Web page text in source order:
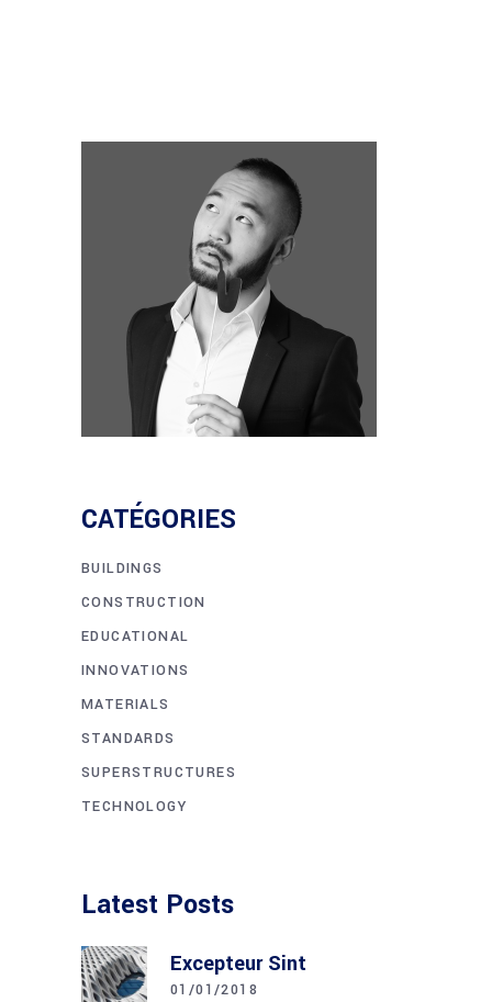
CATÉGORIES
BUILDINGS
CONSTRUCTION
EDUCATIONAL
INNOVATIONS
MATERIALS
STANDARDS
SUPERSTRUCTURES
TECHNOLOGY
Latest Posts
Excepteur Sint
01/01/2018